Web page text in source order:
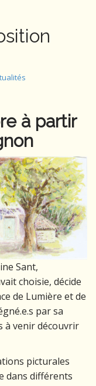
à partir
Sant,
choisie, décide
de Lumière et de
par sa
à venir découvrir
picturales
dans différents